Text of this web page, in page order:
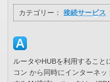
カテゴリー： 接続サービス
ルータやHUBを利用すること
コン から同時にインターネ